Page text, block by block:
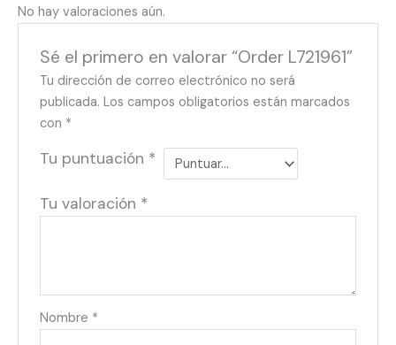
No hay valoraciones aún.
Sé el primero en valorar “Order L721961”
Tu dirección de correo electrónico no será
publicada. Los campos obligatorios están marcados
con *
Tu puntuación *
Tu valoración *
Nombre *